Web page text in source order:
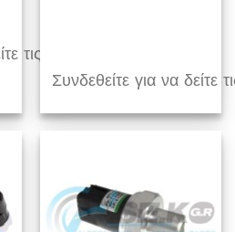
τις τιμές
Συνδεθείτε για να δείτε